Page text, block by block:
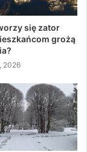
się zator
grożą
2026